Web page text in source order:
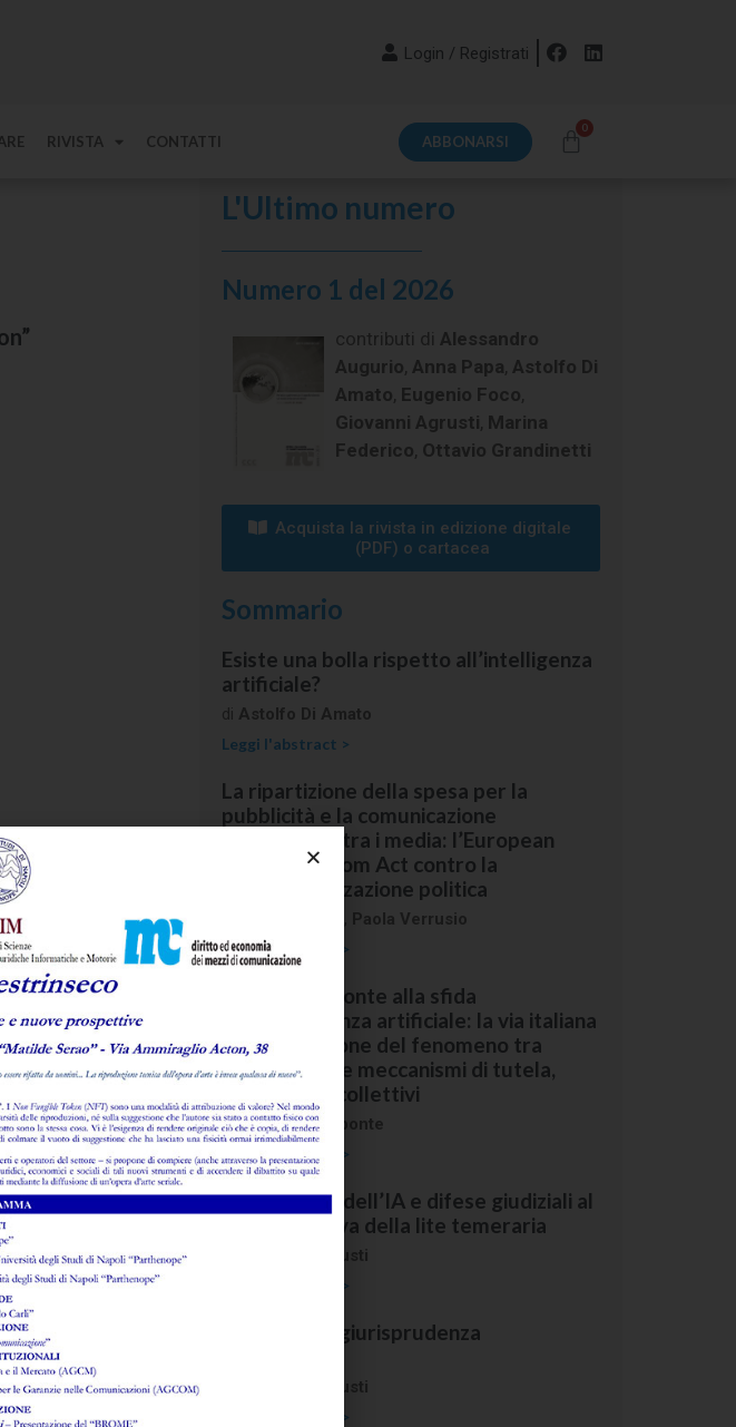
Login / Registrati
RIVISTA CONTATTI ABBONARSI
L'Ultimo numero
Numero 1 del 2026
contributi di Alessandro
Augurio, Anna Papa, Astolfo Di
Amato, Eugenio Foco,
Giovanni Agrusti, Marina
Federico, Ottavio Grandinetti
Acquista la rivista in edizione digitale
(PDF) o cartacea​​
Sommario
Esiste una bolla rispetto all’intelligenza
artificiale?
di Astolfo Di Amato
Leggi l'abstract >
La ripartizione della spesa per la
pubblicità e la comunicazione
istituzionale tra i media: l’European
Media Freedom Act contro la
strumentalizzazione politica
Paola Verrusio
Leggi l'abstract >
Il lavoro di fronte alla sfida
dell’intelligenza artificiale: la via italiana
alla regolazione del fenomeno tra
opportunità e meccanismi di tutela,
individuali e collettivi
diMarcello D'Aponte
Leggi l'abstract >
Allucinazioni dell’IA e difese giudiziali al
banco di prova della lite temeraria
Giovanni Agrusti
Leggi l'abstract >
Rassegna di giurisprudenza
Giovanni Agrusti
Leggi l'abstract >